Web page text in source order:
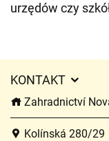
urzędów czy
KONTAKT
Zahradnictví
Kolínská 280/29